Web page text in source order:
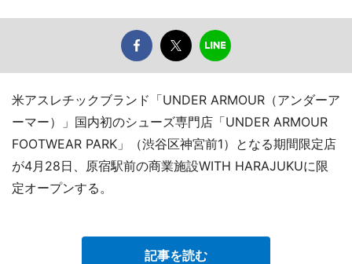
米アスレチックブランド「UNDER ARMOUR（アンダーア
ーマー）」国内初のシューズ専門店「UNDER ARMOUR
FOOTWEAR PARK」（渋谷区神宮前1）となる期間限定店
が4月28日、原宿駅前の商業施設WITH HARAJUKUに限
定オープンする。
記事を読む